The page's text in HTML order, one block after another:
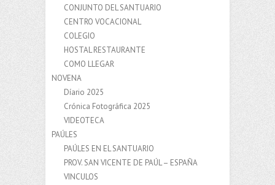
CONJUNTO DEL SANTUARIO
CENTRO VOCACIONAL
COLEGIO
HOSTAL RESTAURANTE
COMO LLEGAR
NOVENA
Díario 2025
Crónica Fotográfica 2025
VIDEOTECA
PAÚLES
PAÚLES EN EL SANTUARIO
PROV. SAN VICENTE DE PAÚL – ESPAÑA
VINCULOS